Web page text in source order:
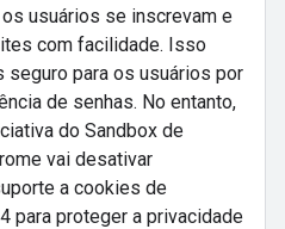
usuários se inscrevam e
com facilidade. Isso
seguro para os usuários por
de senhas. No entanto,
do Sandbox de
vai desativar
a cookies de
para proteger a privacidade